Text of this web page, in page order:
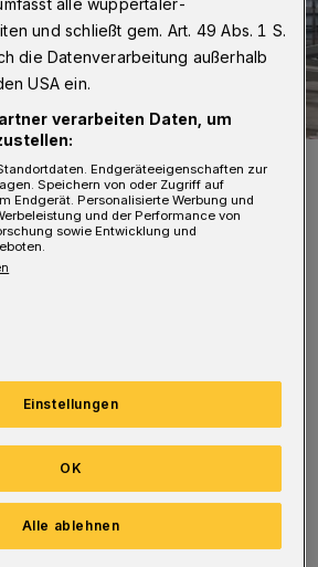
im Rohbau befindlichen
Aus noch nicht
stürzten sie mit dem
ab.
wurden in ein Krankenhaus
und schließt gem. Art. 49 Abs. 1 S.
die Datenverarbeitung außerhalb
USA ein.
verarbeiten Daten, um
Endgeräteeigenschaften zur
Speichern von oder Zugriff auf
Endgerät. Personalisierte Werbung und
und der Performance von
sowie Entwicklung und
Einstellungen
Alle ablehnen
OK